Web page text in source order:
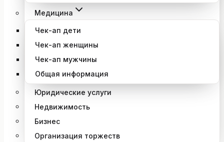
Медицина
Чек-ап дети
Чек-ап женщины
Чек-ап мужчины
Общая информация
Юридические услуги
Недвижимость
Бизнес
Организация торжеств